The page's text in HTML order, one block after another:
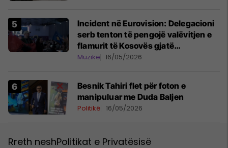
Incident në Eurovision: Delegacioni
serb tenton të pengojë valëvitjen e
flamurit të Kosovës gjatë
performancës së Shqipërisë
Muzikë 16/05/2026
Besnik Tahiri flet për foton e
manipuluar me Duda Baljen
Politikë 16/05/2026
Rreth neshPolitikat e Privatësisë